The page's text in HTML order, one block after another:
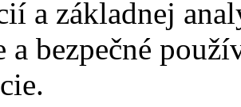
a základnej
a bezpečné